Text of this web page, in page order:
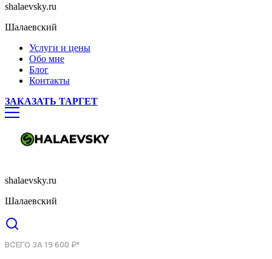
shalaevsky.ru
Шалаевский
Услуги и цены
Обо мне
Блог
Контакты
ЗАКАЗАТЬ ТАРГЕТ
shalaevsky.ru
Шалаевский
ВСЕГО ЗА 19 600 ₽*